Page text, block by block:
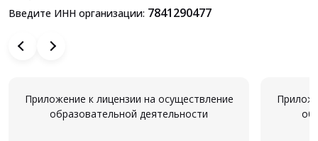
Введите ИНН организации: 7841290477
Приложение к лицензии на осуществление
образовательной деятельности